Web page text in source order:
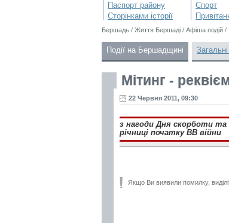
Паспорт району
Сторінками історії
Спорт
Бершадь / Життя Бершаді / Афіша подій /
Події на Бершадщині Загальні
Мітинг -
22 Червня 2011, 09:30
з нагоди Дня скорботи та
річниці початку ВВ війни
Якщо Ви виявили помилку,